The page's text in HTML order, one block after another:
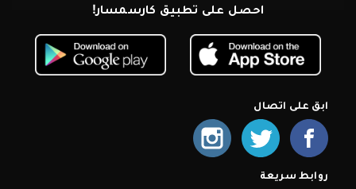
احصل على تطبيق كارسمسار!
ابق على اتصال
روابط سريعة